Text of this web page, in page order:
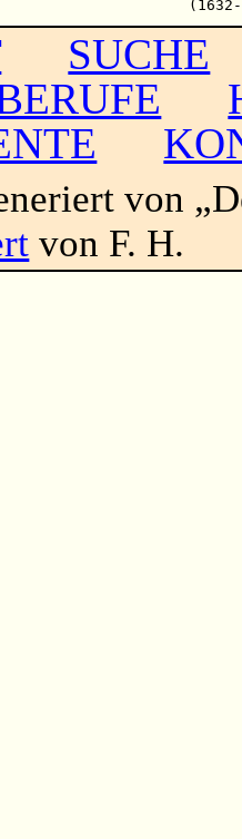
SUCHE
von
von F. H.